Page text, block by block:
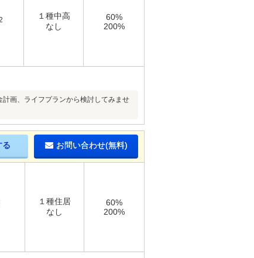
１種中高
なし
60%
200%
画、ライフプランから検討してみませ
る お問い合わせ(無料)
１種住居
なし
60%
200%